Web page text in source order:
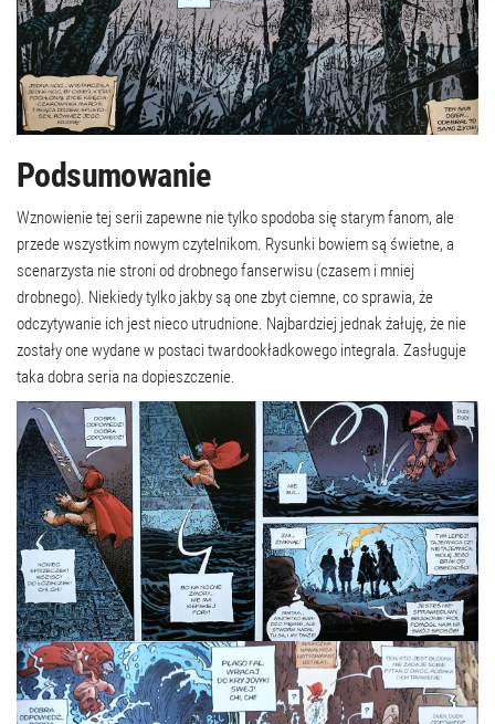
Podsumowanie
Wznowienie tej serii zapewne nie tylko spodoba się starym fanom, ale
przede wszystkim nowym czytelnikom. Rysunki bowiem są świetne, a
scenarzysta nie stroni od drobnego fanserwisu (czasem i mniej
drobnego). Niekiedy tylko jakby są one zbyt ciemne, co sprawia, że
odczytywanie ich jest nieco utrudnione. Najbardziej jednak żałuję, że nie
zostały one wydane w postaci twardookładkowego integrala. Zasługuje
taka dobra seria na dopieszczenie.